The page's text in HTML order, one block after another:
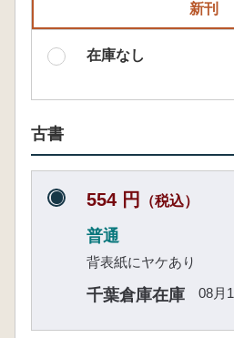
新刊
在庫なし
古書
554 円 （税込）
普通
背表紙にヤケあり
千葉倉庫在庫 08月